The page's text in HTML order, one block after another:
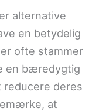
alternative
en betydelig
ofte stammer
en bæredygtig
reducere deres
at